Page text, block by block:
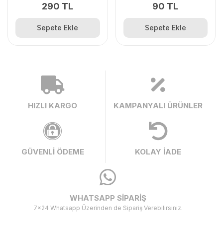
290 TL
Sepete Ekle
90 TL
Sepete Ekle
HIZLI KARGO KAMPANYALI ÜRÜNLER
GÜVENLİ ÖDEME KOLAY İADE
WHATSAPP SİPARİŞ
7x24 Whatsapp Üzerinden de Sipariş Verebilirsiniz.